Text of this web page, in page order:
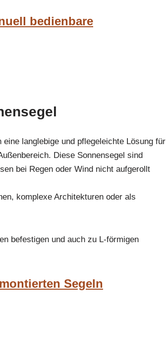
bedienbare
langlebige und pflegeleichte Lösung für
Diese Sonnensegel sind
bei Regen oder Wind nicht aufgerollt
komplexe Architekturen oder als
befestigen und auch zu L-förmigen
Segeln